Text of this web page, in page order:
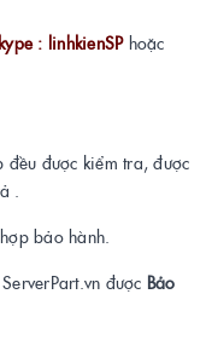
: linhkienSPhoặc
đều được kiểm tra, được
.
bảo hành.
được Bảo